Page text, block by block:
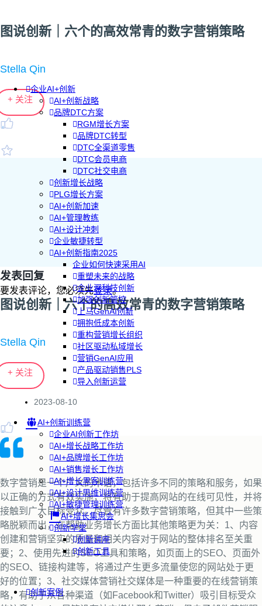
企业AI+创新
AI+创新战略
品牌DTC方案
RGM增长方案
品牌DTC转型
DTC全渠道零售
DTC会员电商
DTC社交电商
创新增长战略
PLG增长方案
AI+创新加速
AI+管理教练
AI+设计冲刺
企业敏捷转型
AI+创新指南2025
企业如何快速采用AI
重塑未来的战略
企业深科技创新
加强创新管控
上马GenAI创新
拥抱低成本创新
重构营销增长组织
社区驱动私域增长
营销GenAI应用
产品驱动销售PLS
导入创新运营
AI+创新训练营
企业AI创新工作坊
AI+增长战略工作坊
AI+品牌增长工作坊
AI+销售增长工作坊
AI+增长黑客训练营
AI+设计思维训练营
AI+敏捷管理训练营
AI+增长集思会
创新学堂
创新讲座
创新工具
创新案例
图说创新｜六个的高效常青的数字营销策略
Stella Qin
+ 关注
发表回复
要发表评论，您必须先登录。
图说创新｜六个的高效常青的数字营销策略
Stella Qin
+ 关注
2023-08-10
数字营销是一个广义的术语，包括许多不同的策略和服务，如果
以正确的方式有效实施，将有助于提高网站的在线可见性，并将
接触到广大目标受众。尽管有许多数字营销策略，但其中一些策
略脱颖而出，在帮助业务增长方面比其他策略更为关：1、内容
创建和营销坚实的质量和相关内容对于网站的整体排名至关重
要；2、使用先进的SEO工具和策略，如页面上的SEO、页面外
的SEO、链接构建等，将通过产生更多流量使您的网站处于更
好的位置；3、社交媒体营销社交媒体是一种重要的在线营销策
略，有助于从各种渠道（如Facebook和Twitter）吸引目标受众